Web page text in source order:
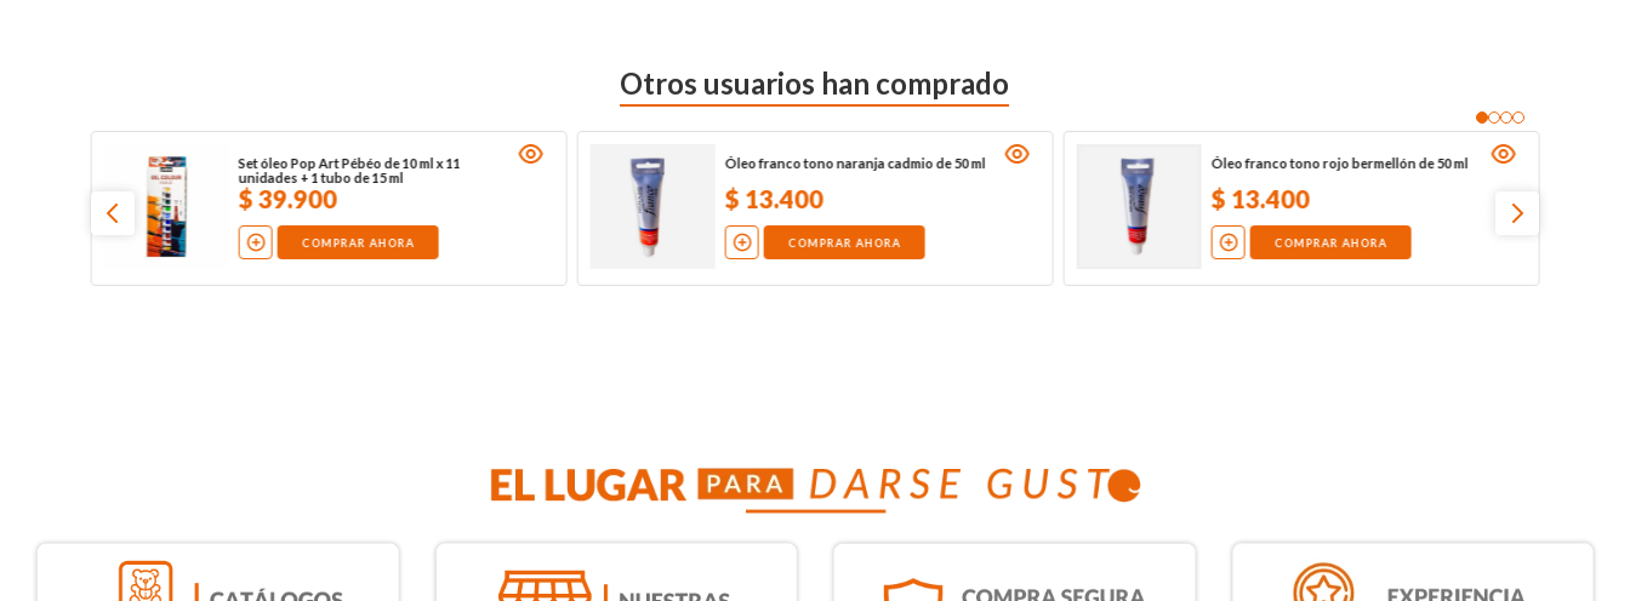
Otros usuarios han comprado
Set óleo Pop Art Pébéo de 10 ml x 11
unidades + 1 tubo de 15 ml
$39.900
COMPRAR AHORA
Óleo franco tono naranja cadmio de 50 ml
$ 13.400
COMPRAR AHORA
Óleo franco tono rojo bermellón de 50 ml
$ 13.400
COMPRAR AHORA